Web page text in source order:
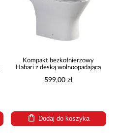
Kompakt bezkołnierzowy
Habari z deską wolnoopadającą
599,00 zł
Dodaj do koszyka